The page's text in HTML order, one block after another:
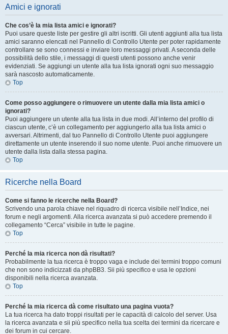
Amici e ignorati
Che cos’è la mia lista amici e ignorati?
Puoi usare queste liste per gestire gli altri iscritti. Gli utenti aggiunti alla tua lista
amici saranno elencati nel Pannello di Controllo Utente per poter rapidamente
controllare se sono connessi e inviare loro messaggi privati. A seconda delle
possibilità dello stile, i messaggi di questi utenti possono anche venir
evidenziati. Se aggiungi un utente alla tua lista ignorati ogni suo messaggio
sarà nascosto automaticamente.
Top
Come posso aggiungere o rimuovere un utente dalla mia lista amici o
ignorati?
Puoi aggiungere un utente alla tua lista in due modi. All’interno del profilo di
ciascun utente, c’è un collegamento per aggiungerlo alla tua lista amici o
avversari. Altrimenti, dal tuo Pannello di Controllo Utente puoi aggiungere
direttamente un utente inserendo il suo nome utente. Puoi anche rimuovere un
utente dalla lista dalla stessa pagina.
Top
Ricerche nella Board
Come si fanno le ricerche nella Board?
Scrivendo una parola chiave nel riquadro di ricerca visibile nell’Indice, nei
forum e negli argomenti. Alla ricerca avanzata si può accedere premendo il
collegamento “Cerca” visibile in tutte le pagine.
Top
Perché la mia ricerca non dà risultati?
Probabilmente la tua ricerca è troppo vaga e include dei termini troppo comuni
che non sono indicizzati da phpBB3. Sii più specifico e usa le opzioni
disponibili nella ricerca avanzata.
Top
Perché la mia ricerca dà come risultato una pagina vuota?
La tua ricerca ha dato troppi risultati per le capacità di calcolo del server. Usa
la ricerca avanzata e sii più specifico nella tua scelta dei termini da ricercare e
dei forum in cui cercare.